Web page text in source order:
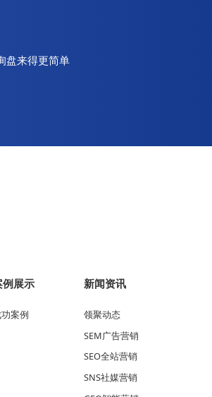
盘来得更简单
例展示
案例
新闻资讯
领聚动态
SEM广告营销
SEO全站营销
SNS社媒营销